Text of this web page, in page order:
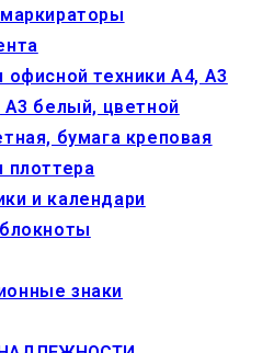
офисной техники А4, А3
А3 белый, цветной
бумага креповая
плоттера
и календари
знаки